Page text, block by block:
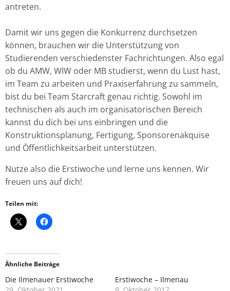
antreten.
Damit wir uns gegen die Konkurrenz durchsetzen
können, brauchen wir die Unterstützung von
Studierenden verschiedenster Fachrichtungen. Also egal
ob du AMW, WIW oder MB studierst, wenn du Lust hast,
im Team zu arbeiten und Praxiserfahrung zu sammeln,
bist du bei Team Starcraft genau richtig. Sowohl im
technischen als auch im organisatorischen Bereich
kannst du dich bei uns einbringen und die
Konstruktionsplanung, Fertigung, Sponsorenakquise
und Öffentlichkeitsarbeit unterstützen.
Nutzealso die Erstiwoche und lerne uns kennen. Wir
freuen uns auf dich!
Teilen mit:
Ähnliche Beiträge
Die Ilmenauer Erstiwoche
Erstiwoche – Ilmenau